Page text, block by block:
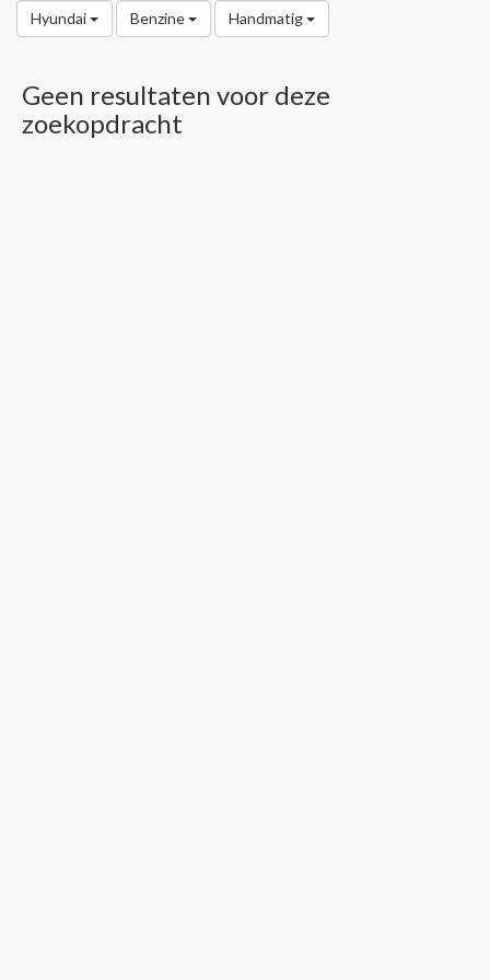
Hyundai Benzine Handmatig
Geen resultaten voor deze
zoekopdracht